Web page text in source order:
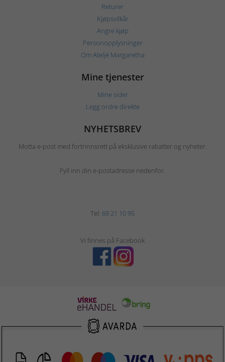
Returer
Kjøpsvilkår
Angre kjøp
Personopplysninger
Om Ateljé Margaretha
Mine tjenester
Mine sider
Legg ordre direkte
NYHETSBREV
Motta e-post med fortrinnsrett på eksklusive rabatter og nyheter.
Fyll inn din e-postadresse nedenfor.
Tel: 69 21 10 95
Vi finnes på Facebook